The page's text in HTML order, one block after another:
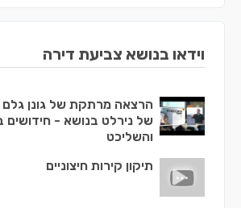
וידאו בנושא צביעת דירה
הרצאה מרתקת של גונן גלם
של נירלט בנושא - חידושים
והשליכט
תיקון קירות חיצוניים